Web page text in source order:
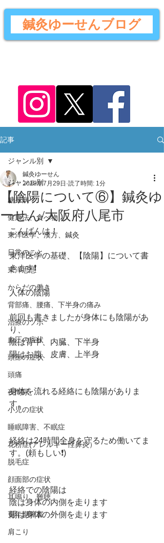
鍼灸ゆーせんブログ
記事
ジャンル別
糖尿病
健康法、食べ物
東洋医学、漢方、鍼灸
日常のこと
東洋思想
からだの働き
背部痛、腰痛、下半身の痛み
治療のツボ
血圧の症状
頭部の症状
頭痛
夜間尿
小児の症状
睡眠障害、不眠症
花粉症(アレルギー性鼻炎）
脱毛症
顔面部の症状
耳鳴り、難聴
更年期障害
肩こり
ジャンル別
【陰陽について⑥】鍼灸ゆ
ーせん/大阪府八尾市
鍼灸ゆーせん
2019年7月29日 読了時間: 1分
こんばんは！
東洋医学の基礎、【陰陽】について書
きます❗️
人体の陰陽
前回も書きましたが身体にも陰陽があ
り、
陰は背中、内臓、下半身
陽はお腹、皮膚、上半身
身体を流れる経絡にも陰陽がありま
す。
経絡は24時間全身を守るため働いてま
す。(頼もしい❗️)
経絡での陰陽は
陰は身体の内側を走ります
陽は身体の外側を走ります